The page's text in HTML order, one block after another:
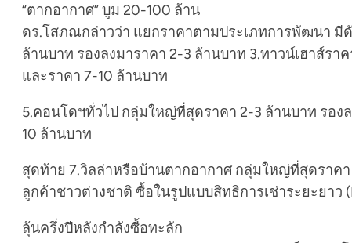
“ตากอากาศ” บูม 20-100 ล้าน
ดร.โสภณกล่าวว่า แยกราคาตามประเภทการพัฒนา มี
ล้านบาท รองลงมาราคา 2-3 ล้านบาท 3.ทาวน์เฮาส์ร
และราคา 7-10 ล้านบาท
5.คอนโดฯทั่วไป กลุ่มใหญ่ที่สุดราคา 2-3 ล้านบาท รอง
10 ล้านบาท
สุดท้าย 7.วิลล่าหรือบ้านตากอากาศ กลุ่มใหญ่ที่สุดราค
ลูกค้าชาวต่างชาติ ซื้อในรูปแบบสิทธิการเช่าระยะยา
ลุ้นครึ่งปีหลังกำลังซื้อทะลัก